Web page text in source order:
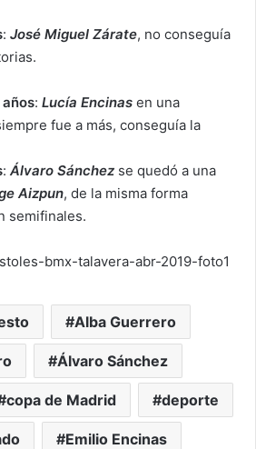
: José Miguel Zárate, no conseguía
años: Lucía Encinas en una
fue a más, conseguía la
: Álvaro Sánchez se quedó a una
Aizpun, de la misma forma
semifinales.
Alba Guerrero
Álvaro Sánchez
copa de Madrid deporte
Emilio Encinas